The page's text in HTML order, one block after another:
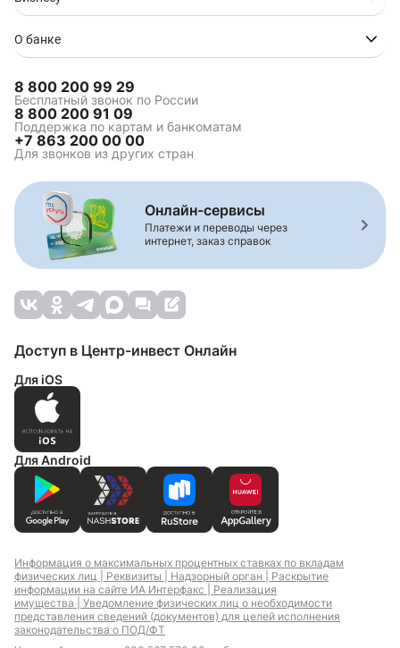
О банке
8 800 200 99 29
Бесплатный звонок по России
8 800 200 91 09
Поддержка по картам и банкоматам
+7 863 200 00 00
Для звонков из других стран
Онлайн-сервисы
Платежи и переводы через
интернет, заказ справок
Доступ в Центр-инвест Онлайн
Для iOS
Для Android
Информация о максимальных процентных ставках по вкладам
физических лиц | Реквизиты | Надзорный орган | Раскрытие
информации на сайте ИА Интерфакс | Реализация
имущества | Уведомление физических лиц о необходимости
представления сведений (документов) для целей исполнения
законодательства о ПОД/ФТ